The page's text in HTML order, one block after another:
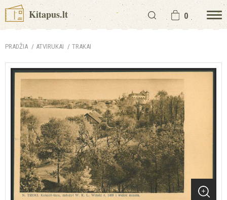
Kitapus.lt 0
PRADŽIA ATVIRUKAI TRAKAI